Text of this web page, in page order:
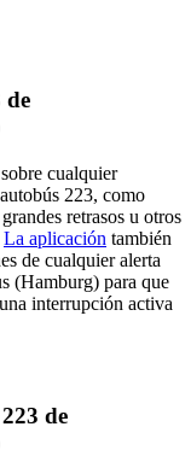
de
cualquier
223, como
retrasos u otros
La aplicación también
de cualquier alerta
(Hamburg) para que
interrupción activa
de